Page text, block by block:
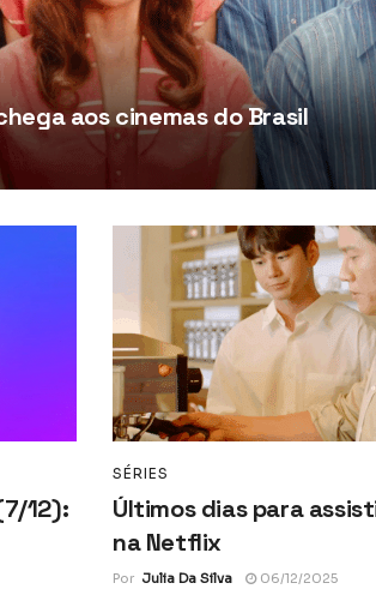
aos cinemas do Brasil
12):
SÉRIES
Últimos dias para
na Netflix
Por Julia Da Silva 06/12/2025